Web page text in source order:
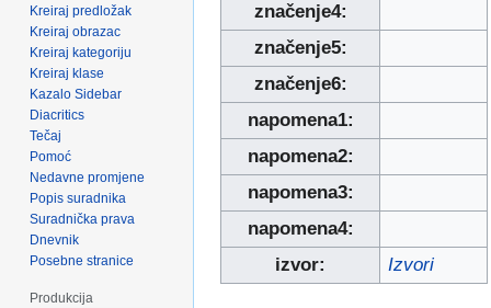
značenje4:
značenje5:
značenje6:
napomena1:
napomena2:
napomena3:
napomena4:
izvor:
Izvori
Kreiraj predložak
Kreiraj obrazac
Kreiraj kategoriju
Kreiraj klase
Kazalo Sidebar
Diacritics
Tečaj
Pomoć
Nedavne promjene
Popis suradnika
Suradnička prava
Dnevnik
Posebne stranice
Produkcija